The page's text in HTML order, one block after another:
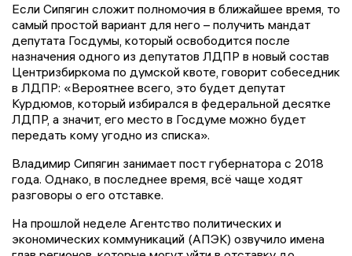
Если Сипягин сложит полномочия в ближайшее время, то
самый простой вариант для него – получить мандат
депутата Госдумы, который освободится после
назначения одного из депутатов ЛДПР в новый состав
Центризбиркома по думской квоте, говорит собеседник
в ЛДПР: «Вероятнее всего, это будет депутат
Курдюмов, который избирался в федеральной десятке
ЛДПР, а значит, его место в Госдуме можно будет
передать кому угодно из списка».
Владимир Сипягин занимает пост губернатора с 2018
года. Однако, в последнее время, всё чаще ходят
разговоры о его отставке.
На прошлой неделе Агентство политических и
экономических коммуникаций (АПЭК) озвучило имена